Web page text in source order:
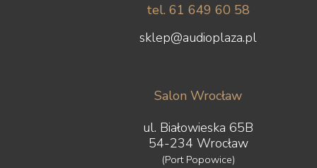
tel. 61 649 60 58
sklep@audioplaza.pl
Salon Wrocław
ul. Białowieska 65B
54-234 Wrocław
(Port Popowice)